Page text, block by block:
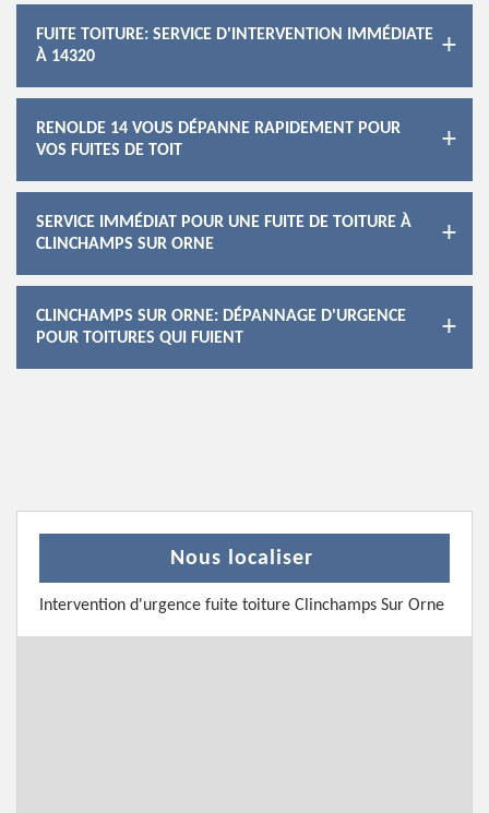
FUITE TOITURE: SERVICE D'INTERVENTION IMMÉDIATE
À 14320
RENOLDE 14 VOUS DÉPANNE RAPIDEMENT POUR
VOS FUITES DE TOIT
SERVICE IMMÉDIAT POUR UNE FUITE DE TOITURE À
CLINCHAMPS SUR ORNE
CLINCHAMPS SUR ORNE: DÉPANNAGE D'URGENCE
POUR TOITURES QUI FUIENT
Nous localiser
Intervention d'urgence fuite toiture Clinchamps Sur Orne